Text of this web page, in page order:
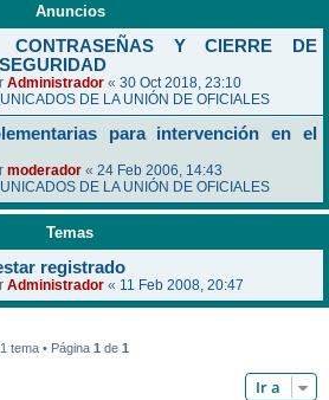
Anuncios
CONTRASEÑAS Y CIERRE DE
Administrador « 30 Oct 2018, 23:10
DE LA UNIÓN DE OFICIALES
para intervención en el
moderador « 24 Feb 2006, 14:43
DE LA UNIÓN DE OFICIALES
Temas
registrado
Administrador « 11 Feb 2008, 20:47
1 tema • Página 1de 1
Ir a